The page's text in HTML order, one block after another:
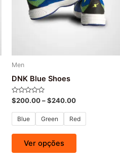
Men
DNK Blue Shoes
Avaliação
0
de
$200.00–$240.00
Blue Green Red
Ver opções